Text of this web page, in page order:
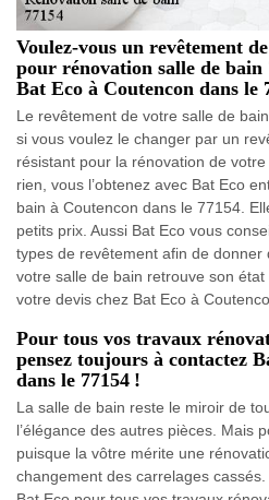
Voulez-vous un revêtement
pour rénovation salle de bain
Bat Eco à Coutencon dans le
Le revêtement de votre salle de
si vous voulez le changer par un
résistant pour la rénovation de
rien, vous l’obtenez avec Bat Eco
bain à Coutencon dans le 77154.
petits prix. Aussi Bat Eco vous
types de revêtement afin de donner
votre salle de bain retrouve son état
votre devis chez Bat Eco à
Pour tous vos travaux
pensez toujours à contactez
dans le 77154 !
La salle de bain reste le miroir de
l’élégance des autres pièces. Mais
puisque la vôtre mérite une
changement des carrelages